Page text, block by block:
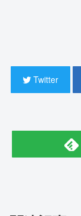
Twitter